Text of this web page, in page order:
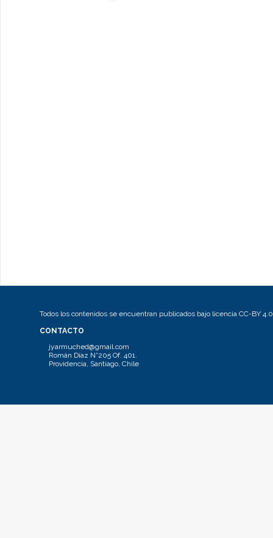
Todos los contenidos se encuentran publicados bajo licencia CC-BY 4.0
CONTACTO
jyarmuched@gmail.com
Román Díaz N°205 Of. 401.
Providencia, Santiago, Chile